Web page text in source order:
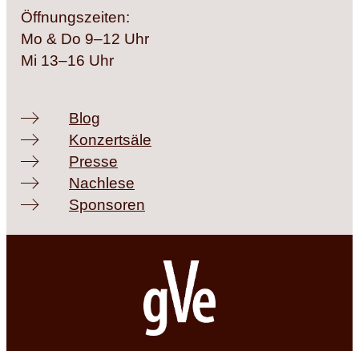
Öffnungszeiten:
Mo & Do 9–12 Uhr
Mi 13–16 Uhr
Blog
Konzertsäle
Presse
Nachlese
Sponsoren